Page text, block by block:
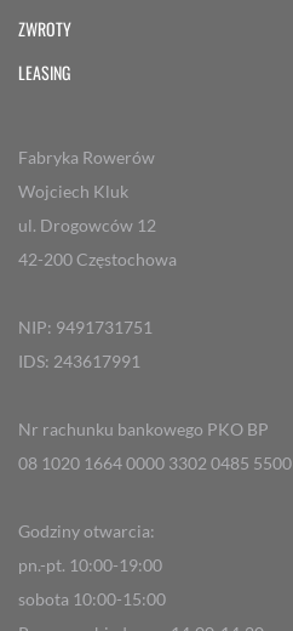
ZWROTY
LEASING
Fabryka Rowerów
Wojciech Kluk
ul. Drogowców 12
42-200 Częstochowa
NIP: 9491731751
IDS: 243617991
Nr rachunku bankowego PKO BP
08 1020 1664 0000 3302 0485 5500
Godziny otwarcia:
pn.-pt. 10:00-19:00
sobota 10:00-15:00